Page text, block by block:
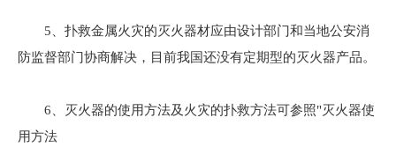
5、扑救金属火灾的灭火器材应由设计部门和当地公安消
防监督部门协商解决，目前我国还没有定期型的灭火器产品。
6、灭火器的使用方法及火灾的扑救方法可参照"灭火器使
用方法